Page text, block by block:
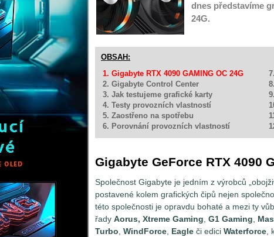
dnes představíme
24G.
OBSAH:
1. Gigabyte RTX 4090 GAMING OC 24G
2. Gigabyte Control Center
3. Jak testujeme grafické karty
4. Testy provozních vlastností
5. Zaostřeno na spotřebu
6. Porovnání provozních vlastností
Gigabyte GeForce RTX 4090
Společnost Gigabyte je jedním z výrobců
postavené kolem grafických čipů nejen
této společnosti je opravdu bohaté a mezi ty
řady Aorus, Xtreme Gaming G1 Gaming
Turbo WindForce Eagle či edici Waterforce